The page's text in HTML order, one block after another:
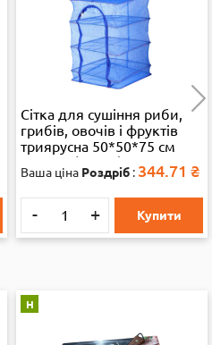
Водяний автомат 868 2
кольори, кул., 15-34,5-4
см. 38315
Ваша ціна Роздріб : 403.45 ₴
- + Купити
Н